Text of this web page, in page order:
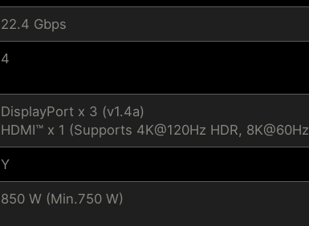
22.4 Gbps
4
DisplayPort x 3 (v1.4a)
HDMI™ x 1 (Supports 4K@120Hz HDR,
Y
850 W (Min.750 W)